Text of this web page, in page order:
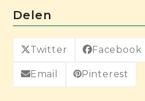
Delen
Twitter Facebook
Email Pinterest